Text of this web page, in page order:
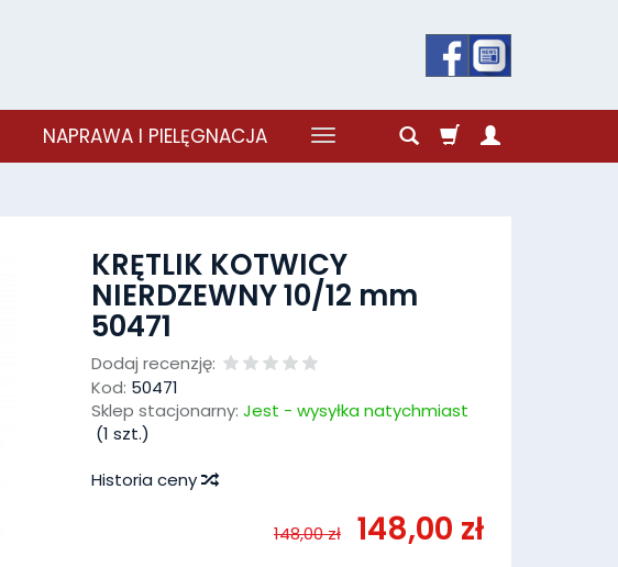
NAPRAWA I PIELĘGNACJA
KRĘTLIK KOTWICY
NIERDZEWNY 10/12 mm
50471
Dodaj recenzję:
Kod: 50471
Sklep stacjonarny: Jest - wysyłka natychmiast
(1 szt.)
Historia ceny
148,00 zł 148,00 zł